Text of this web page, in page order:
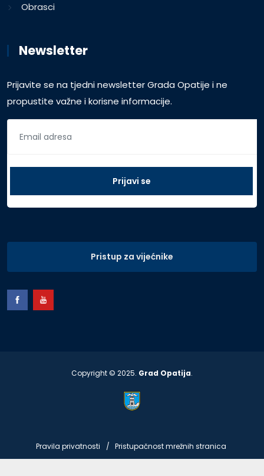
Obrasci
Newsletter
Prijavite se na tjedni newsletter Grada Opatije i ne
propustite važne i korisne informacije.
Pristup za vijećnike
Copyright © 2025. Grad Opatija.
Pravila privatnosti Pristupačnost mrežnih stranica